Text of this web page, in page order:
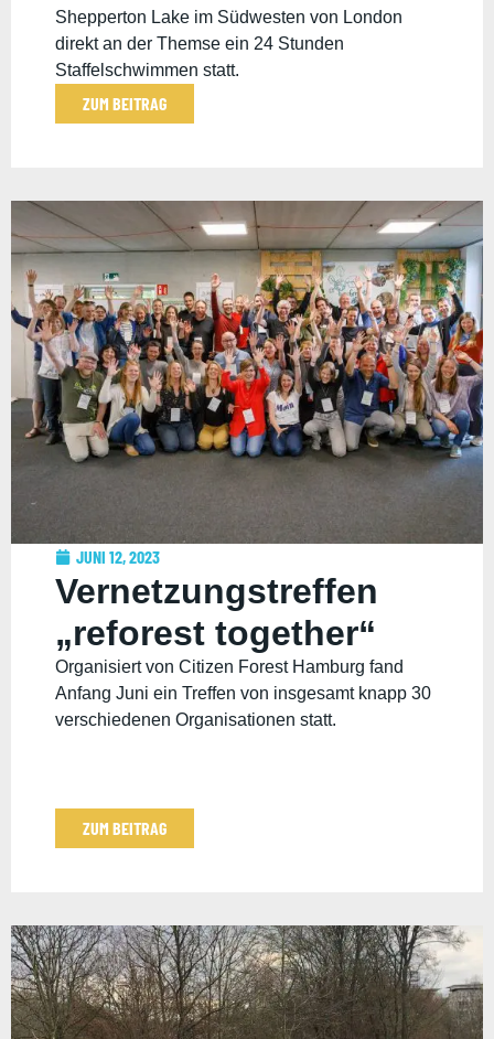
Shepperton Lake im Südwesten von London
direkt an der Themse ein 24 Stunden
Staffelschwimmen statt.
ZUM BEITRAG
JUNI 12, 2023
Vernetzungstreffen
„reforest together“
Organisiert von Citizen Forest Hamburg fand
Anfang Juni ein Treffen von insgesamt knapp 30
verschiedenen Organisationen statt.
ZUM BEITRAG